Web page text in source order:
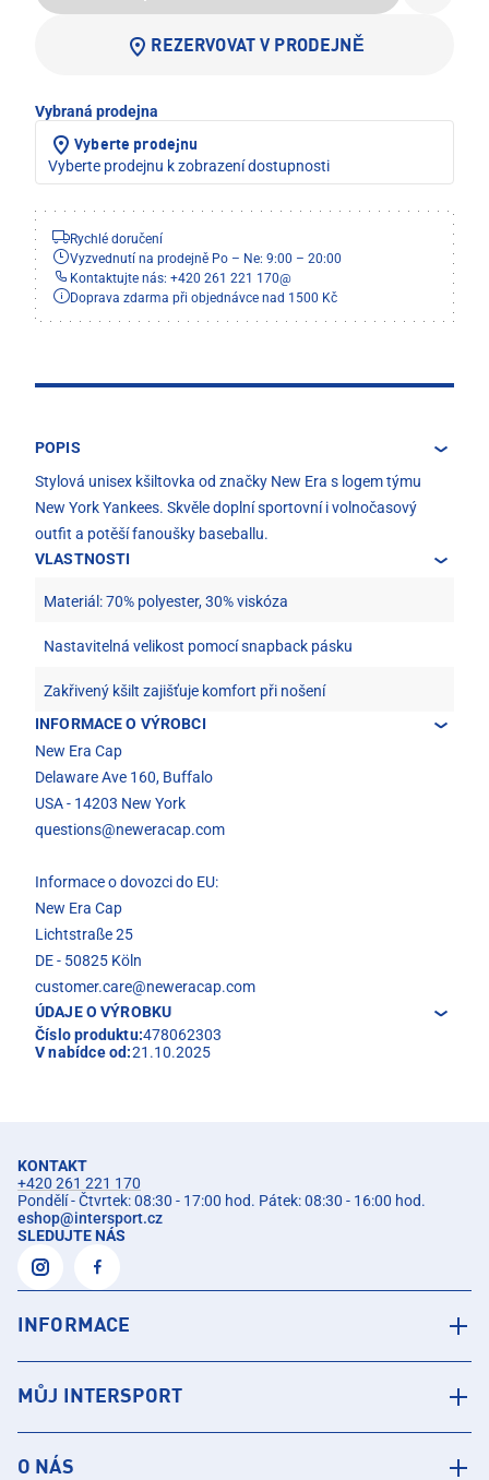
REZERVOVAT V PRODEJNĚ
Vybraná prodejna
Vyberte prodejnu
Vyberte prodejnu k zobrazení dostupnosti
Rychlé doručení
Vyzvednutí na prodejně Po – Ne: 9:00 – 20:00
Kontaktujte nás: +420 261 221 170@
Doprava zdarma při objednávce nad 1500 Kč
POPIS
Stylová unisex kšiltovka od značky New Era s logem týmu
New York Yankees. Skvěle doplní sportovní i volnočasový
outfit a potěší fanoušky baseballu.
VLASTNOSTI
Materiál: 70% polyester, 30% viskóza
Nastavitelná velikost pomocí snapback pásku
Zakřivený kšilt zajišťuje komfort při nošení
INFORMACE O VÝROBCI
New Era Cap
Delaware Ave 160, Buffalo
USA - 14203 New York
questions@neweracap.com
Informace o dovozci do EU:
New Era Cap
Lichtstraße 25
DE - 50825 Köln
customer.care@neweracap.com
ÚDAJE O VÝROBKU
Číslo produktu:478062303
V nabídce od:21.10.2025
KONTAKT
+420 261 221 170
Pondělí - Čtvrtek: 08:30 - 17:00 hod. Pátek: 08:30 - 16:00 hod.
eshop@intersport.cz
SLEDUJTE NÁS
INFORMACE
MŮJ INTERSPORT
O NÁS